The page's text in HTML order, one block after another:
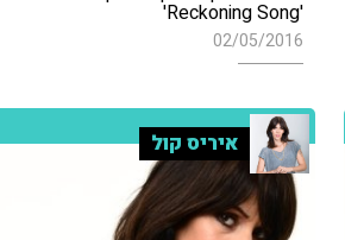
'Reckoning Song'
02/05/2016
איריס קול